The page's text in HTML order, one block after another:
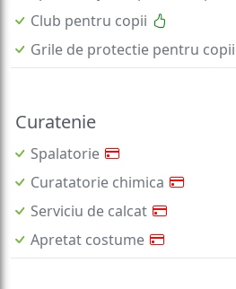
Club pentru copii
Grile de protectie pentru copii
Curatenie
Spalatorie
Curatatorie chimica
Serviciu de calcat
Apretat costume